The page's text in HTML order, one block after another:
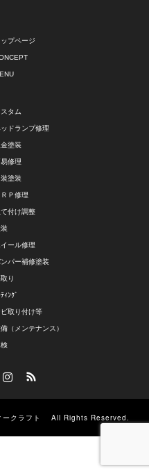
ップページ
スタム
ドランプ修理
塗装
修理
塗装
ＲＰ修理
付け調整
イール修理
ンパー補修塗装
り
ｨﾝｸﾞ
取り付け等
（メンテナンス）
クラフト All Rights Reserved.